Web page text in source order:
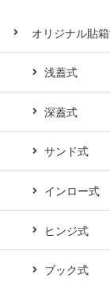
オリジナル貼
浅蓋式
深蓋式
サンド式
インロー式
ヒンジ式
ブック式